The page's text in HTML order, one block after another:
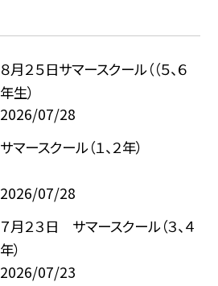
８月２５日サマースクール（（５、６
年生）
2026/07/28
サマースクール（１、２年）
2026/07/28
７月２３日 サマースクール（３、４
年）
2026/07/23